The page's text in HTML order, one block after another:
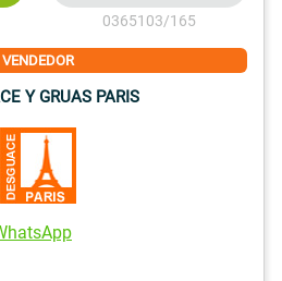
0365103/165
VENDEDOR
Y GRUAS PARIS